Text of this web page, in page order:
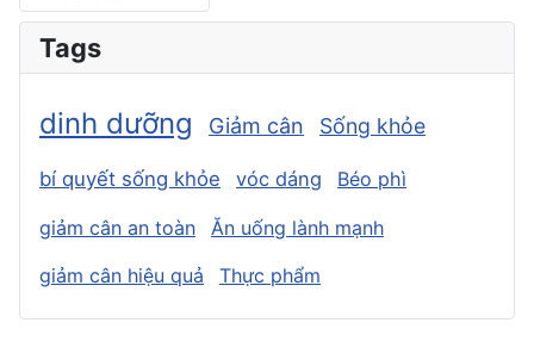
Tags
dinh dưỡng Giảm cân Sống khỏe
bí quyết sống khỏe vóc dáng Béo phì
giảm cân an toàn
Ăn uống lành mạnh
giảm cân hiệu quả
Thực phẩm